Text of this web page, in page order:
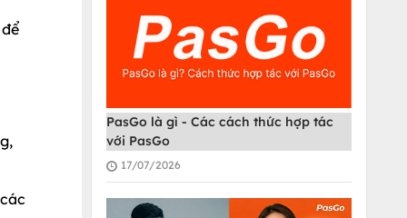
PasGo là gì - Các cách thức hợp tác
với PasGo
17/07/2026